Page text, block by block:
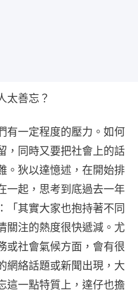
太善忘？
有一定程度的壓力。如何
，同時又要把社會上的話
。狄以達憶述，在開始排
一起，思考到底過去一年
「其實大家也抱持著不同
關注的熱度很快遞減。尤
或社會氣候方面，會有很
網絡話題或新聞出現，大
這一點特質上，達仔也擔